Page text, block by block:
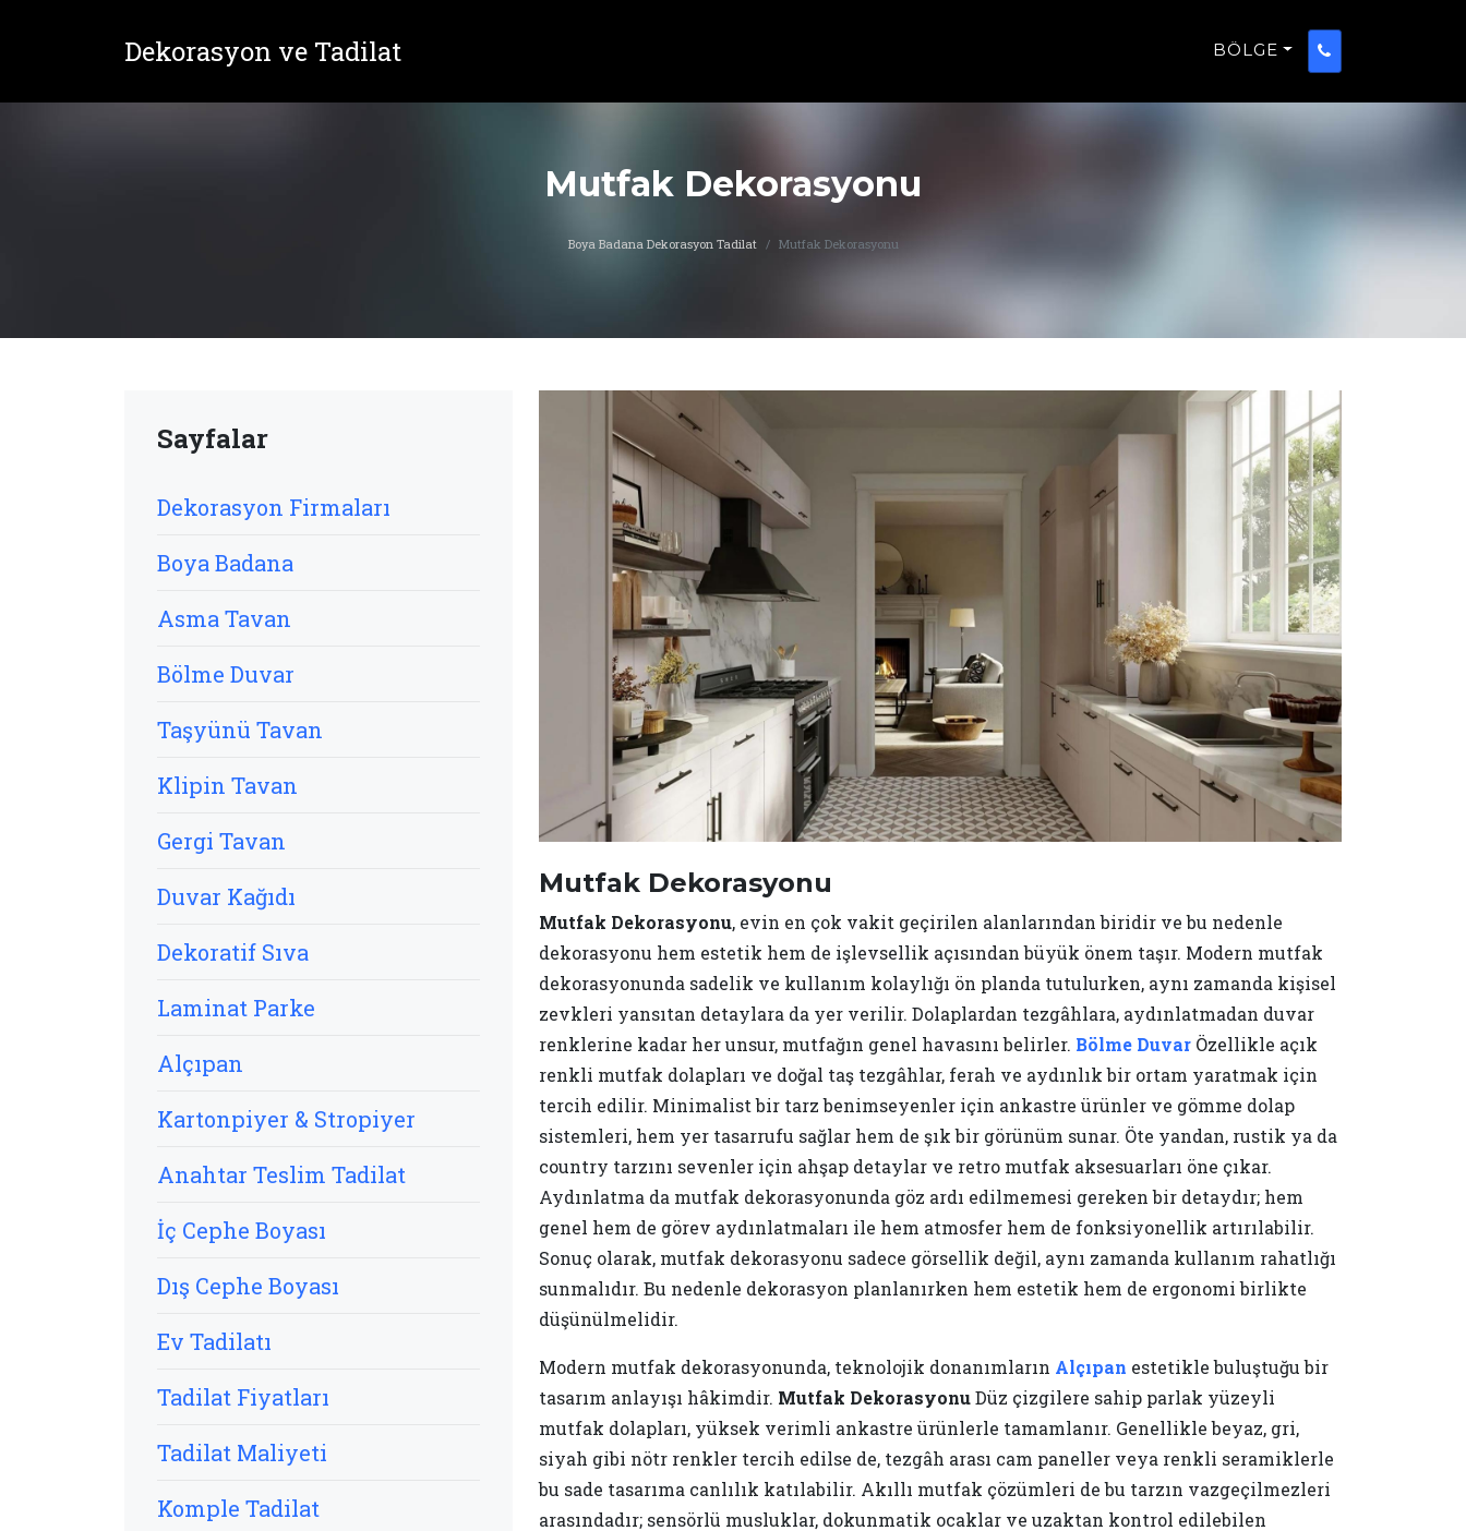
Dekorasyon ve Tadilat BÖLGE
Mutfak Dekorasyonu
Boya Badana Dekorasyon Tadilat Mutfak Dekorasyonu
Mutfak Dekorasyonu
Mutfak Dekorasyonu, evin en çok vakit geçirilen alanlarından biridir ve bu nedenle
dekorasyonu hem estetik hem de işlevsellik açısından büyük önem taşır. Modern mutfak
dekorasyonunda sadelik ve kullanım kolaylığı ön planda tutulurken, aynı zamanda kişisel
zevkleri yansıtan detaylara da yer verilir. Dolaplardan tezgâhlara, aydınlatmadan duvar
renklerine kadar her unsur, mutfağın genel havasını belirler. Bölme Duvar Özellikle açık
renkli mutfak dolapları ve doğal taş tezgâhlar, ferah ve aydınlık bir ortam yaratmak için
tercih edilir. Minimalist bir tarz benimseyenler için ankastre ürünler ve gömme dolap
sistemleri, hem yer tasarrufu sağlar hem de şık bir görünüm sunar. Öte yandan, rustik ya da
country tarzını sevenler için ahşap detaylar ve retro mutfak aksesuarları öne çıkar.
Aydınlatma da mutfak dekorasyonunda göz ardı edilmemesi gereken bir detaydır; hem
genel hem de görev aydınlatmaları ile hem atmosfer hem de fonksiyonellik artırılabilir.
Sonuç olarak, mutfak dekorasyonu sadece görsellik değil, aynı zamanda kullanım rahatlığı
sunmalıdır. Bu nedenle dekorasyon planlanırken hem estetik hem de ergonomi birlikte
düşünülmelidir.
Modern mutfak dekorasyonunda, teknolojik donanımların Alçıpan estetikle buluştuğu bir
tasarım anlayışı hâkimdir. Mutfak DekorasyonuDüz çizgilere sahip parlak yüzeyli
mutfak dolapları, yüksek verimli ankastre ürünlerle tamamlanır. Genellikle beyaz, gri,
siyah gibi nötr renkler tercih edilse de, tezgâh arası cam paneller veya renkli seramiklerle
bu sade tasarıma canlılık katılabilir. Akıllı mutfak çözümleri de bu tarzın vazgeçilmezleri
arasındadır; sensörlü musluklar, dokunmatik ocaklar ve uzaktan kontrol edilebilen
Sayfalar
Dekorasyon Firmaları
Boya Badana
Asma Tavan
Bölme Duvar
Taşyünü Tavan
Klipin Tavan
Gergi Tavan
Duvar Kağıdı
Dekoratif Sıva
Laminat Parke
Alçıpan
Kartonpiyer & Stropiyer
Anahtar Teslim Tadilat
İç Cephe Boyası
Dış Cephe Boyası
Ev Tadilatı
Tadilat Fiyatları
Tadilat Maliyeti
Komple Tadilat